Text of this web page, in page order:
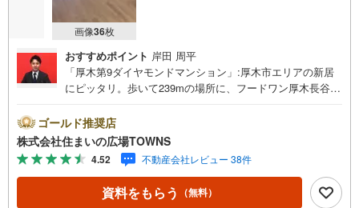
画像36枚
おすすめポイント 岸田 周平
「厚木第9ダイヤモンドマンション」:厚木市エリアの新居
にピッタリ。歩いて239mの場所に、フードワン厚木長谷店
す。こちらは南向きの物件です。ぜひ一度ご覧ください。
全居室収納設備が充実してると部屋が綺麗に保てるのでお
薦めです。追い焚き機能付の浴室です。こちらの物件には
宅配ボックスがあります。デザイン性のあるシステムキッ
チン付きなので、キッチンがお洒落なスペースになってい
ます。南向きの物件のご紹介です。この物件は快適な室内
ゴールド推奨店
株式会社住まいの広場TOWNS
4.52 不動産会社レビュー 38件
資料をもらう （無料）